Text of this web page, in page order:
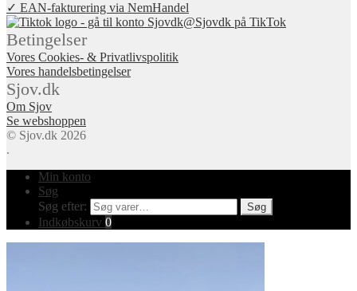
✓ EAN-fakturering via NemHandel
@Sjovdk på TikTok
Betingelser
Vores Cookies- & Privatlivspolitik
Vores handelsbetingelser
Sjov.dk
Om Sjov
Se webshoppen
© Sjov.dk 2026
.
Min konto
Søg
Søg efter:
Søg
Indkøbskurv 0